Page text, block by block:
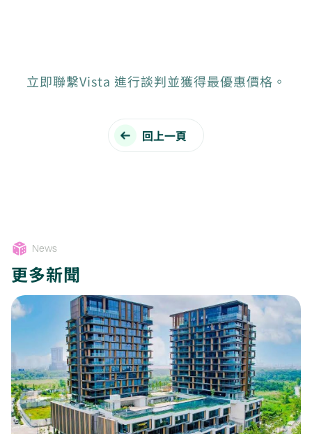
立即聯繫Vista 進行談判並獲得最優惠價格。
回上一頁
News
更多新聞